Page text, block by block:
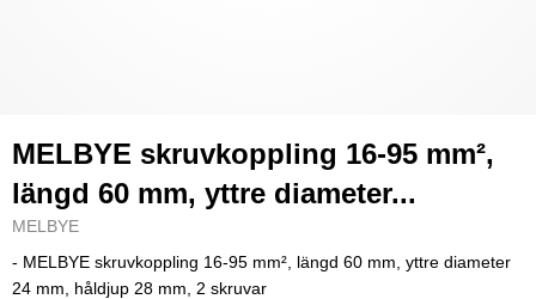
MELBYE skruvkoppling 16-95 mm²,
längd 60 mm, yttre diameter...
MELBYE
- MELBYE skruvkoppling 16-95 mm², längd 60 mm, yttre diameter
24 mm, håldjup 28 mm, 2 skruvar